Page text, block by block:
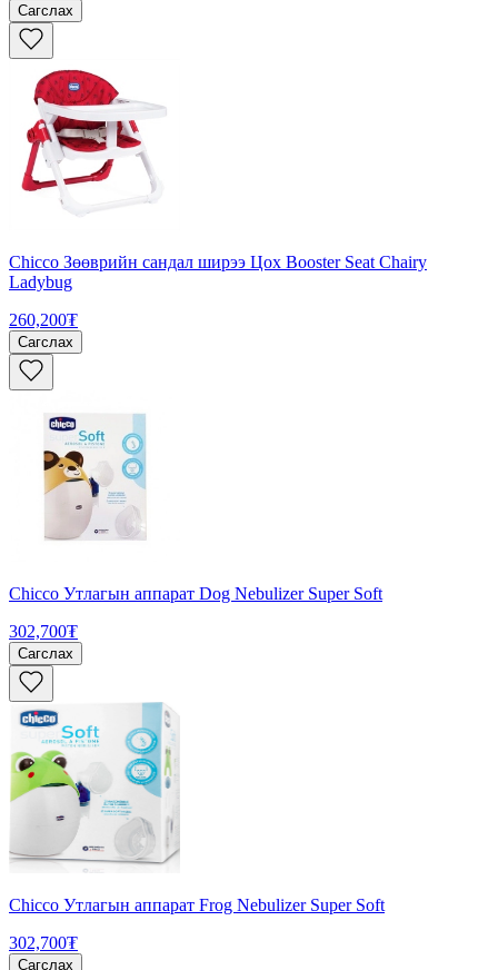
Сагслах
Chicco Зөөврийн сандал ширээ Цох Booster Seat Chairy
Ladybug
260,200₮
Сагслах
Chicco Утлагын аппарат Dog Nebulizer Super Soft
302,700₮
Сагслах
Chicco Утлагын аппарат Frog Nebulizer Super Soft
302,700₮
Сагслах